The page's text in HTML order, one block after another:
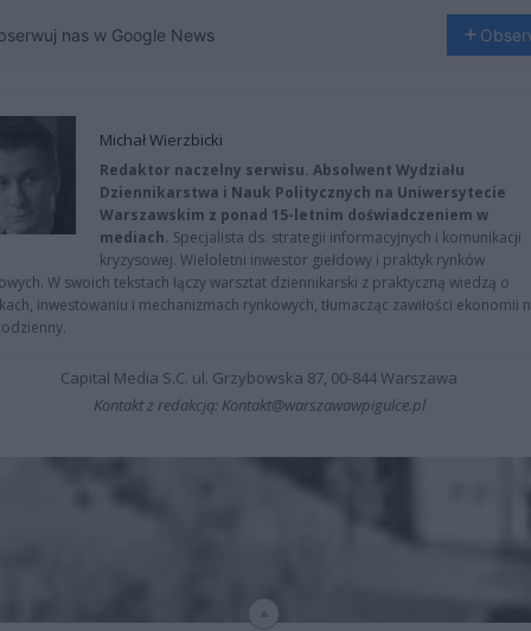
nas w Google News
Michał Wierzbicki
Redaktor naczelny serwisu. Absolwent Wydziału
Dziennikarstwa i Nauk Politycznych na Uniwersytecie
Warszawskim z ponad 15-letnim doświadczeniem w
mediach. Specjalista ds. strategii informacyjnych i komunikacji
kryzysowej. Wieloletni inwestor giełdowy i praktyk rynków
W swoich tekstach łączy warsztat dziennikarski z praktyczną wiedzą o
inwestowaniu i mechanizmach rynkowych, tłumacząc zawiłości ekonomii
Capital Media S.C. ul. Grzybowska 87, 00-844 Warszawa
Kontakt z redakcją: Kontakt@warszawawpigulce.pl